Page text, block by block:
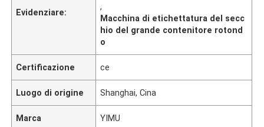
Evidenziare:
,
Macchina di etichettatura del secc
hio del grande contenitore rotond
o
Certificazione ce
Luogo di origine Shanghai, Cina
Marca YIMU